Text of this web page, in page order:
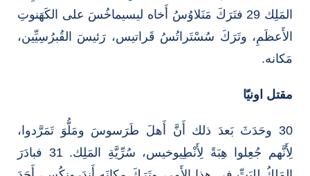
المَلِك 29 فتَرَكَ مَنَلاوُسُ أَخاه ليسيماخُسَ على الكَهَنوتِ
الأَعظَمِ، وتَرَكَ سُسْتَراتُسُ قَراتيس، رَئيسَ القُبرُسِيِّين،
مَكانه.
مقتل اونيّا
30 وحَدَثَ بَعدَ ذلك أَنَّ أَهلَ طَرَسوسَ ومَلُّوَ تَمَرَّدوا،
لِأَنَّهم جُعِلوا هِبَةً لِأَنْطِيوخيس، سُرِّيَّةِ المَلِك. 31 فبادَرَ